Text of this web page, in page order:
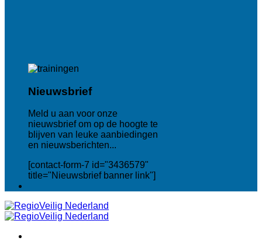
Nieuwsbrief
Meld u aan voor onze
nieuwsbrief om op de hoogte te
blijven van leuke aanbiedingen
en nieuwsberichten...
[contact-form-7 id="3436579"
title="Nieuwsbrief banner link"]